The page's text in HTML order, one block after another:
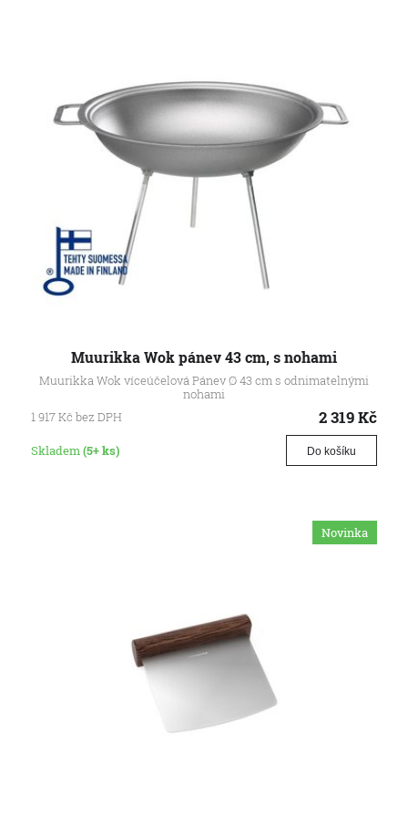
Muurikka Wok pánev 43 cm, s nohami
Muurikka Wok víceúčelová Pánev Ø 43 cm s odnimatelnými
nohami
1 917Kč bez DPH 2 319Kč
Skladem(5+ ks) Do košíku
Novinka